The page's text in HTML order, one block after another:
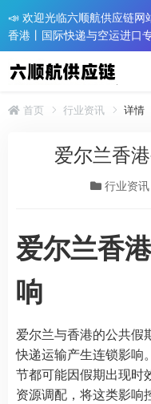
📣 欢迎光临六顺航供应链
香港丨国际快递与空运进口
首页 行业资讯 详情
爱尔兰香
行业资讯
爱尔兰香
响
爱尔兰与香港的公共假
快递运输产生连锁影响
节都可能因假期出现时
资源调配，将这类影响